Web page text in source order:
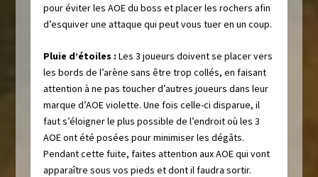
pour éviter les AOE du boss et placer les rochers afin
d’esquiver une attaque qui peut vous tuer en un coup.
Pluie d’étoiles : Les 3 joueurs doivent se placer vers
les bords de l’arène sans être trop collés, en faisant
attention à ne pas toucher d’autres joueurs dans leur
marque d’AOE violette. Une fois celle-ci disparue, il
faut s’éloigner le plus possible de l’endroit où les 3
AOE ont été posées pour minimiser les dégâts.
Pendant cette fuite, faites attention aux AOE qui vont
apparaître sous vos pieds et dont il faudra sortir.